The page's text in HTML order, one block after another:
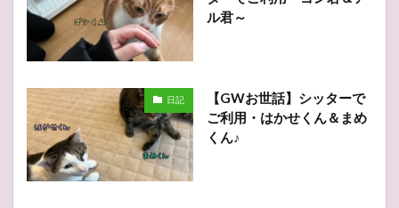
ル君～
日記
【GWお世話】シッターで
ご利用・はかせくん＆まめ
くん♪